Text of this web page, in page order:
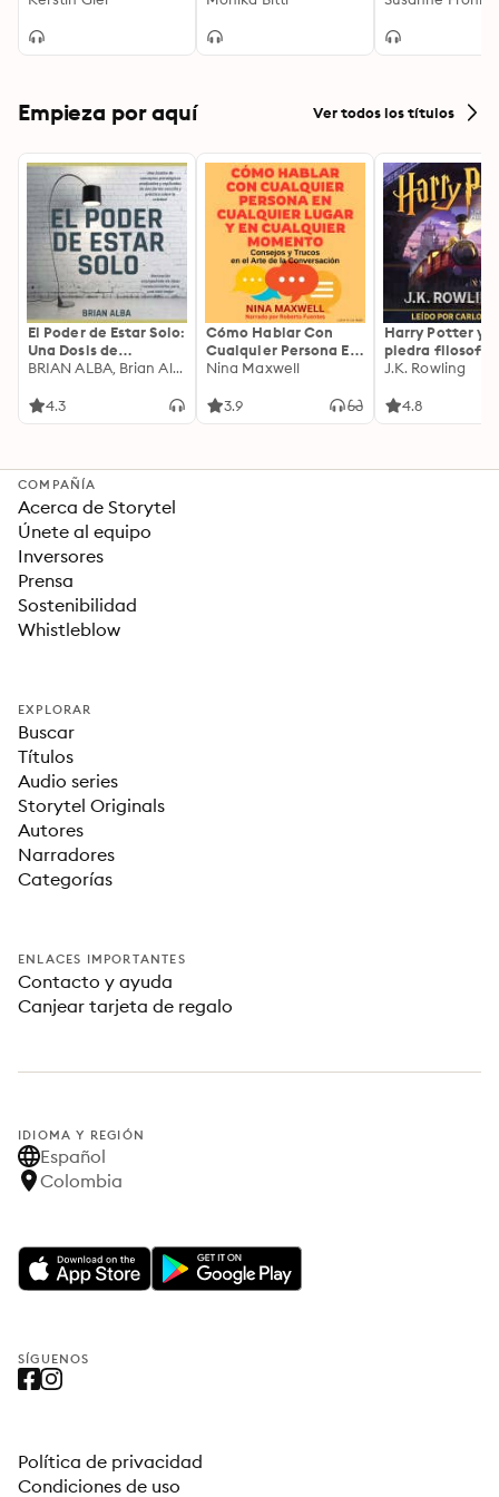
Andrea Schnidt
Empieza por aquí Ver todos los títulos
El Poder de Estar Solo:
Una Dosis de
Motivación
Ideas Revolucionarias
BRIAN ALBA, Brian Alba
4.3
Cómo Hablar Con
Cualquier Persona En
Cualquier Lugar Y En
Nina Maxwell
3.9
Harry Potter y
piedra filosofal
J.K. Rowling
4.8
COMPAÑÍA
Acerca de Storytel
Únete al equipo
Inversores
Prensa
Sostenibilidad
Whistleblow
EXPLORAR
Buscar
Títulos
Audio series
Storytel Originals
Autores
Narradores
Categorías
ENLACES IMPORTANTES
Contacto y ayuda
Canjear tarjeta de regalo
IDIOMA Y REGIÓN
Español
Colombia
SÍGUENOS
Política de privacidad
Condiciones de uso